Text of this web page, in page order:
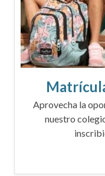
Aprovecha la
nuestro